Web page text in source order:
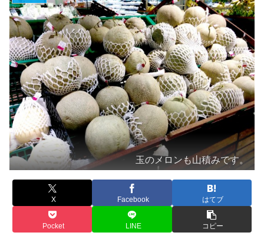
玉のメロンも山積みです。
X Facebook はてブ
Pocket LINE コピー